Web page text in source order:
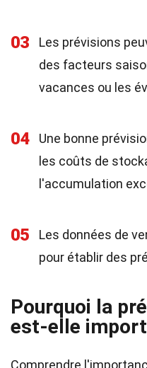
03
Les prévisions
des facteurs
vacances ou les
04
Une bonne
les coûts de
l'accumulation
05
Les données de
pour établir des
Pourquoi la
est-elle
Comprendre